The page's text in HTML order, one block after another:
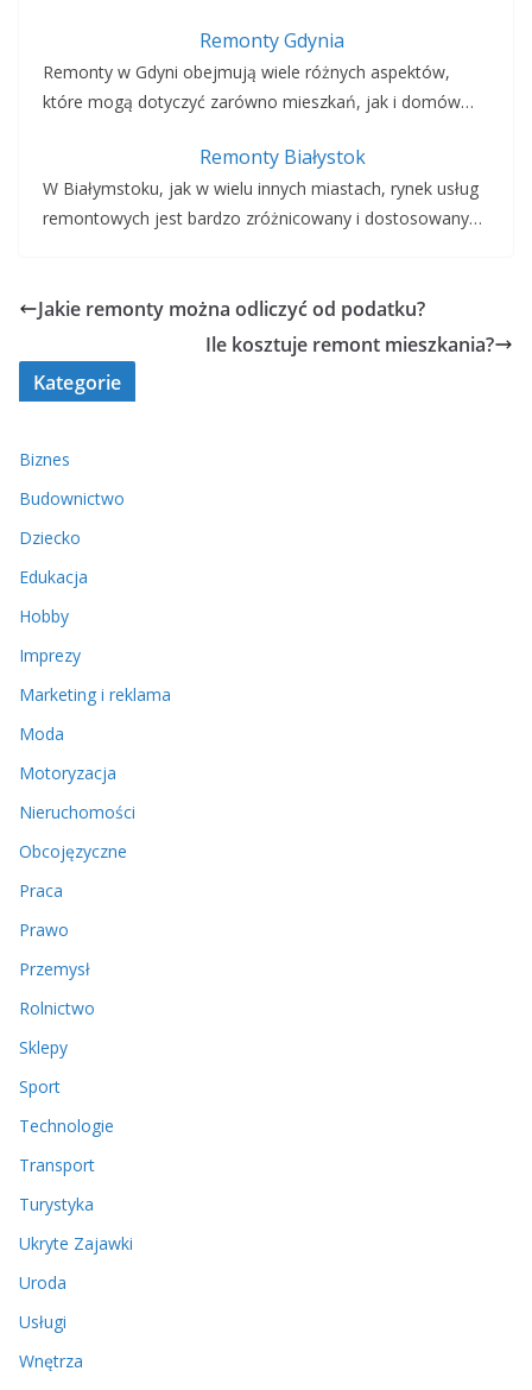
Remonty Gdynia
Remonty w Gdyni obejmują wiele różnych aspektów,
które mogą dotyczyć zarówno mieszkań, jak i domów…
Remonty Białystok
W Białymstoku, jak w wielu innych miastach, rynek usług
remontowych jest bardzo zróżnicowany i dostosowany…
Jakie remonty można odliczyć od podatku?
Ile kosztuje remont mieszkania?
Kategorie
Biznes
Budownictwo
Dziecko
Edukacja
Hobby
Imprezy
Marketing i reklama
Moda
Motoryzacja
Nieruchomości
Obcojęzyczne
Praca
Prawo
Przemysł
Rolnictwo
Sklepy
Sport
Technologie
Transport
Turystyka
Ukryte Zajawki
Uroda
Usługi
Wnętrza